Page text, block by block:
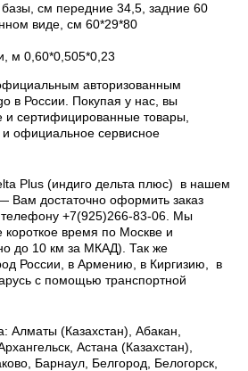
см передние 34,5, задние 60
виде, см 60*29*80
м 0,60*0,505*0,23
авторизованным
в России.
Покупая у нас, вы
и сертифицированные товары,
официальное сервисное
Plus (индиго дельта плюс) в нашем
Вам достаточно оформить заказ
+7(925)266-83-06. Мы
время по Москве и
до 10 км за МКАД). Так же
России, в Армению, в Киргизию, в
с помощью транспортной
Алматы (Казахстан), Абакан,
Астана (Казахстан),
Барнаул, Белгород, Белогорск,